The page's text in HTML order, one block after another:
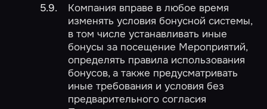
Компания вправе в любое время
изменять условия бонусной системы,
в том числе устанавливать иные
бонусы за посещение Мероприятий,
определять правила использования
бонусов, а также предусматривать
иные требования и условия без
предварительного согласия